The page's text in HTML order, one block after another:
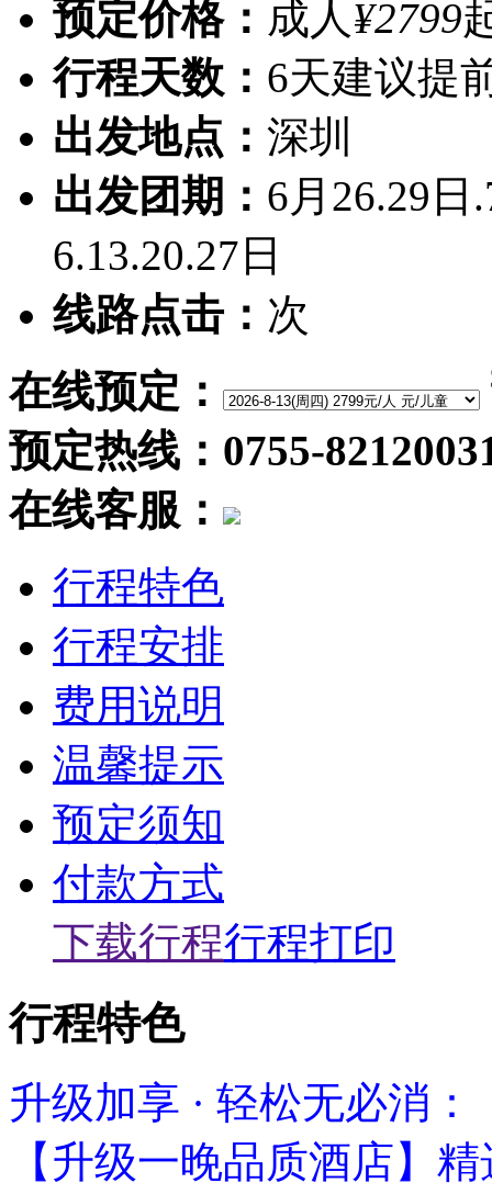
预定价格： 成人 ¥2799
行程天数： 6天建议提
出发地点： 深圳
出发团期： 6月26.29日
6.13.20.27日
线路点击： 次
在线预定：
预定热线：0755-
在线客服：
行程特色
行程安排
费用说明
温馨提示
预定须知
付款方式
下载行程行程打印
行程特色
升级加享 · 轻松无必消：
【升级一晚品质酒店】